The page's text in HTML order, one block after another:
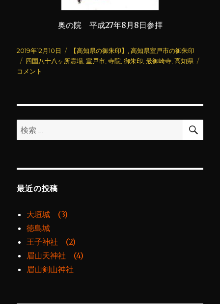
奥の院 平成27年8月8日参拝
投
稿
日:
2019年12月10日
カ
テ
【高知県の御朱印】 ,高知県室戸市の御朱印
タ
グ
四国八十八ヶ所霊場 ,室戸市 ,寺院 ,御朱印 ,最御崎寺 ,高知県
コメント
検
索:
検
最近の投稿
大垣城 (3)
徳島城
王子神社 (2)
眉山天神社 (4)
眉山剣山神社